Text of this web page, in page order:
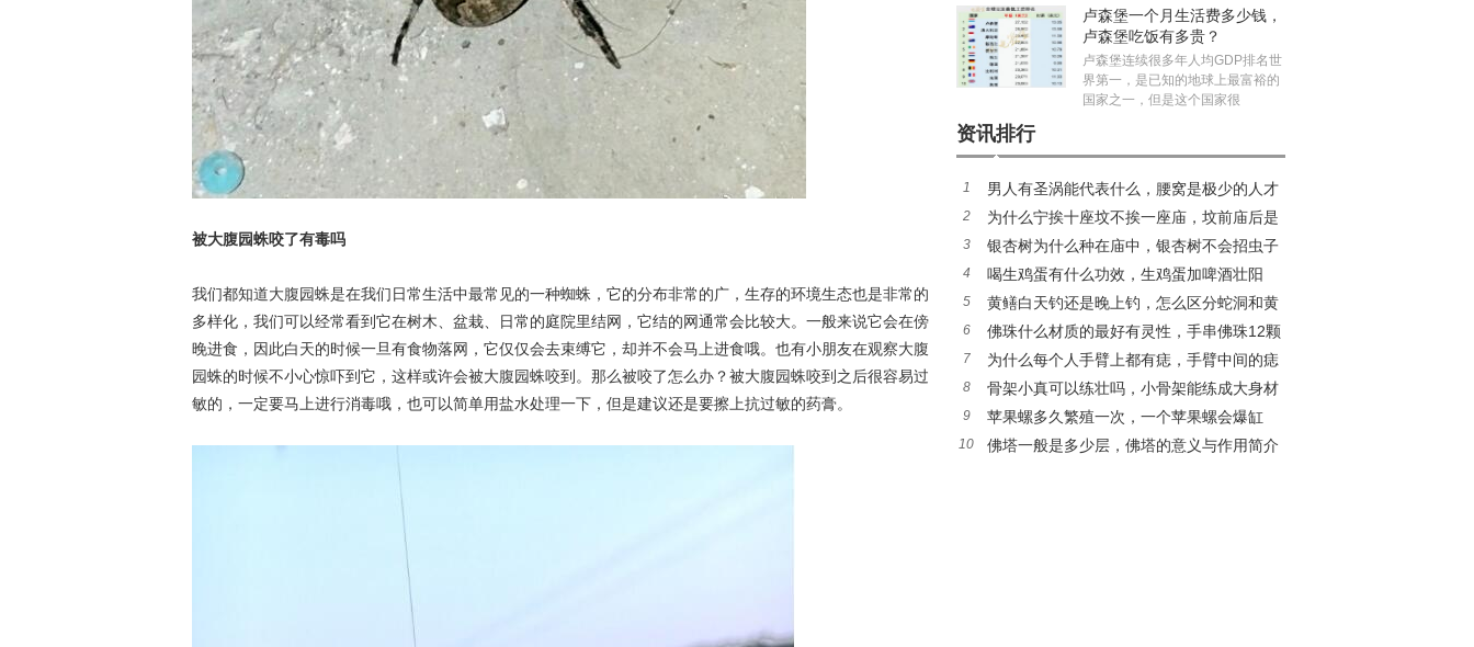
被大腹园蛛咬了有毒吗
我们都知道大腹园蛛是在我们日常生活中最常见的一种蜘蛛，它的分布非常的广，生存的环境生态也是非常的
多样化，我们可以经常看到它在树木、盆栽、日常的庭院里结网，它结的网通常会比较大。一般来说它会在傍
晚进食，因此白天的时候一旦有食物落网，它仅仅会去束缚它，却并不会马上进食哦。也有小朋友在观察大腹
园蛛的时候不小心惊吓到它，这样或许会被大腹园蛛咬到。那么被咬了怎么办？被大腹园蛛咬到之后很容易过
敏的，一定要马上进行消毒哦，也可以简单用盐水处理一下，但是建议还是要擦上抗过敏的药膏。
卢森堡一个月生活费多少钱，
卢森堡吃饭有多贵？
卢森堡连续很多年人均GDP排名世
界第一，是已知的地球上最富裕的
国家之一，但是这个国家很
资讯排行
1
男人有圣涡能代表什么，腰窝是极少的人才
有吗？
2
为什么宁挨十座坟不挨一座庙，坟前庙后是
风水宝地真的假的？
3
银杏树为什么种在庙中，银杏树不会招虫子
吗？
4
喝生鸡蛋有什么功效，生鸡蛋加啤酒壮阳
吗？
5
黄鳝白天钓还是晚上钓，怎么区分蛇洞和黄
鳝洞？
6
佛珠什么材质的最好有灵性，手串佛珠12颗
和13分别什么含义
7
为什么每个人手臂上都有痣，手臂中间的痣
代表什么
8
骨架小真可以练壮吗，小骨架能练成大身材
么？
9
苹果螺多久繁殖一次，一个苹果螺会爆缸
吗？
10 佛塔一般是多少层，佛塔的意义与作用简介